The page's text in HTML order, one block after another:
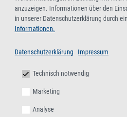
anzuzeigen. Informationen über den
in unserer Datenschutzerklärung durch
Informationen.
Datenschutzerklärung Impressum
Technisch notwendig
Marketing
Analyse